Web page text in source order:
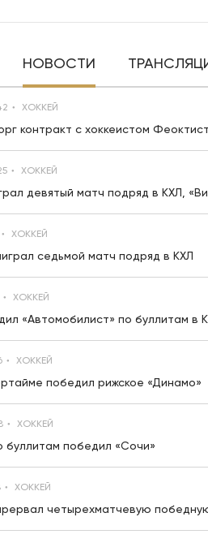
НОВОСТИ
ХОККЕЙ
контракт с хоккеистом
ХОККЕЙ
девятый матч подряд в КХЛ,
ХОККЕЙ
седьмой матч подряд в КХЛ
ХОККЕЙ
«Автомобилист» по буллитам в
ХОККЕЙ
победил рижское «Динамо»
ХОККЕЙ
буллитам победил «Сочи»
ХОККЕЙ
четырехматчевую